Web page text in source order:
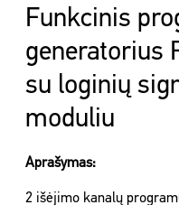
Funkcinis
generatorius
su loginių
moduliu
Aprašymas:
2 išėjimo kanalų